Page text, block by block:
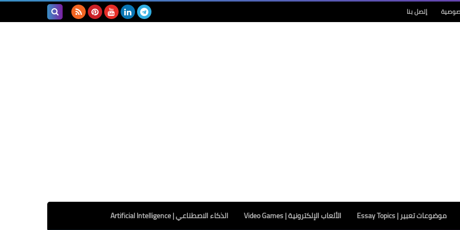
إتصل بنا
موضوعات تعبير | Essay Topics الألعاب الإلكترونية | Video Games الذكاء الاصطناعي | Artificial Intelligence